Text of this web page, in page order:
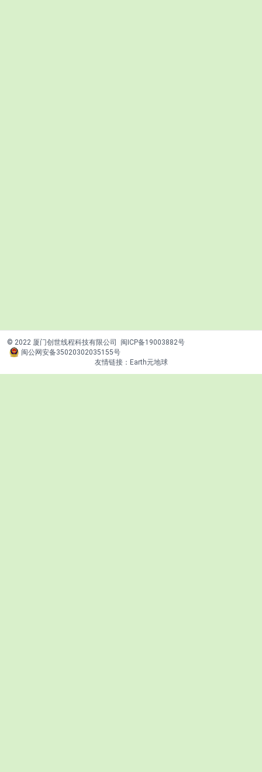
© 2022 厦门创世线程科技有限公司
闽ICP备19003882号
闽公网安备35020302035155号
友情链接： Earth元地球